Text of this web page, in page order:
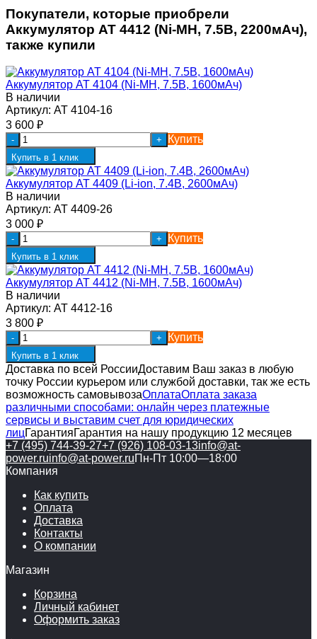
Покупатели, которые приобрели
Аккумулятор AT 4412 (Ni-MH, 7.5В, 2200мАч),
также купили
Аккумулятор AT 4104 (Ni-MH, 7.5В, 1600мАч)
В наличии
Артикул: AT 4104-16
3 600 ₽
- + Купить
Купить в 1 клик
Аккумулятор AT 4409 (Li-ion, 7.4В, 2600мАч)
В наличии
Артикул: AT 4409-26
3 000 ₽
- + Купить
Купить в 1 клик
Аккумулятор AT 4412 (Ni-MH, 7.5В, 1600мАч)
В наличии
Артикул: AT 4412-16
3 800 ₽
- + Купить
Купить в 1 клик
Доставка по всей РоссииДоставим Ваш заказ в любую
точку России курьером или службой доставки, так же есть
возможность самовывозаОплатаОплата заказа
различными способами: онлайн через платежные
сервисы и выставим счет для юридических
лицГарантияГарантия на нашу продукцию 12 месяцев
+7 (495) 744-39-27+7 (926) 108-03-13info@at-
power.ruinfo@at-power.ruПн-Пт 10:00—18:00
Компания
Как купить
Оплата
Доставка
Контакты
О компании
Магазин
Корзина
Личный кабинет
Оформить заказ